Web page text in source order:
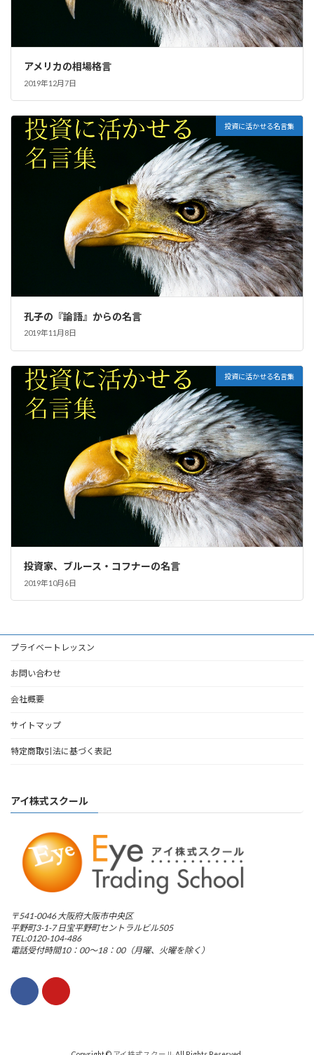
アメリカの相場格言
2019年12月7日
投資に活かせる名言集
孔子の『論語』からの名言
2019年11月8日
投資に活かせる名言集
投資家、ブルース・コフナーの名言
2019年10月6日
プライベートレッスン
お問い合わせ
会社概要
サイトマップ
特定商取引法に基づく表記
アイ株式スクール
〒541-0046 大阪府大阪市中央区
平野町3-1-7 日宝平野町セントラルビル505
TEL:0120-104-486
電話受付時間10：00～18：00（月曜、火曜を除く）